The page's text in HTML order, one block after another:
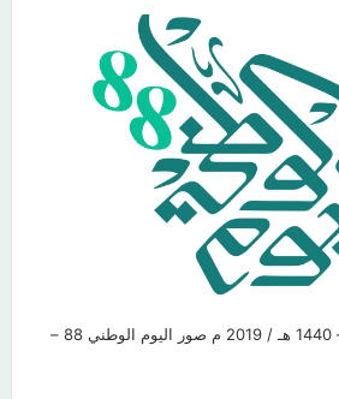
صور اليوم الوطني 88 – 1440 هـ / 2019 م صور اليوم الوطني 88 –